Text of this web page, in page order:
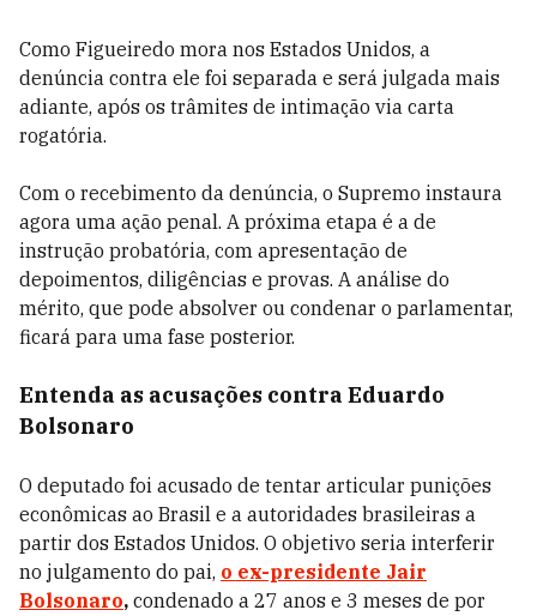
Como Figueiredo mora nos Estados Unidos, a
denúncia contra ele foi separada e será julgada mais
adiante, após os trâmites de intimação via carta
rogatória.
Com o recebimento da denúncia, o Supremo instaura
agora uma ação penal. A próxima etapa é a de
instrução probatória, com apresentação de
depoimentos, diligências e provas. A análise do
mérito, que pode absolver ou condenar o parlamentar,
ficará para uma fase posterior.
Entenda as acusações contra Eduardo
Bolsonaro
O deputado foi acusado de tentar articular punições
econômicas ao Brasil e a autoridades brasileiras a
partir dos Estados Unidos. O objetivo seria interferir
no julgamento do pai, o ex-presidente Jair
Bolsonaro, condenado a 27 anos e 3 meses de por